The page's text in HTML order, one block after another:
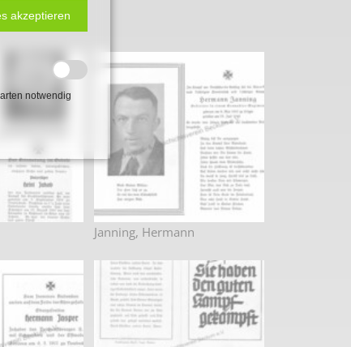
Janning, Hermann
akzeptieren
notwendig